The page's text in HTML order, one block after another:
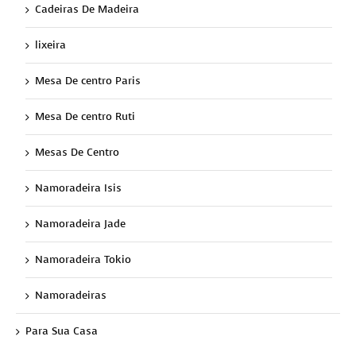
Cadeiras De Madeira
lixeira
Mesa De centro Paris
Mesa De centro Ruti
Mesas De Centro
Namoradeira Isis
Namoradeira Jade
Namoradeira Tokio
Namoradeiras
Para Sua Casa